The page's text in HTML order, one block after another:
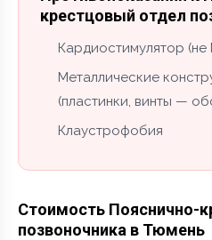
крестцовый отдел
Кардиостимулятор
Металлические
(пластинки, винты —
Клаустрофобия
Стоимость Пояснично-
позвоночника в Тюмень